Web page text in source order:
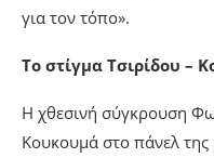
για τον τόπο».
Το στίγμα Τσιρίδου –
Η χθεσινή σύγκρουση
Κουκουμά στο πάνελ